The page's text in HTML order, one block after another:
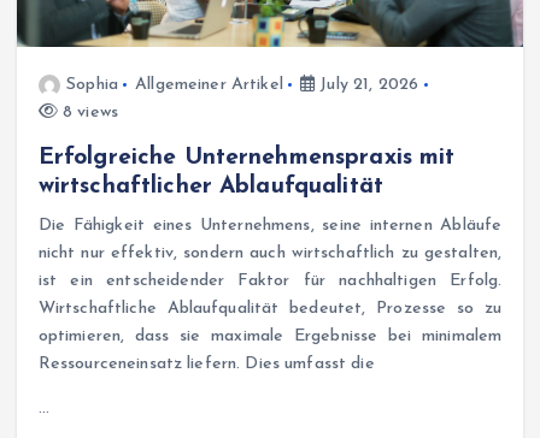
Sophia Allgemeiner Artikel
July 21, 2026
8 views
Erfolgreiche Unternehmenspraxis mit
wirtschaftlicher Ablaufqualität
Die Fähigkeit eines Unternehmens, seine internen Abläufe
nicht nur effektiv, sondern auch wirtschaftlich zu gestalten,
ist ein entscheidender Faktor für nachhaltigen Erfolg.
Wirtschaftliche Ablaufqualität bedeutet, Prozesse so zu
optimieren, dass sie maximale Ergebnisse bei minimalem
Ressourceneinsatz liefern. Dies umfasst die
…